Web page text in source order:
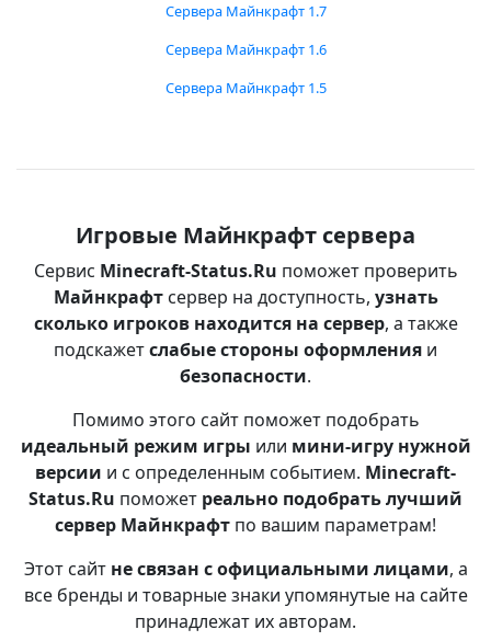
Сервера Майнкрафт 1.7
Сервера Майнкрафт 1.6
Сервера Майнкрафт 1.5
Игровые Майнкрафт сервера
Сервис Minecraft-Status.Ru поможет проверить
Майнкрафтсервер на доступность, узнать
сколько игроков находится на сервер, а также
подскажетслабые стороны оформления и
безопасности.
Помимо этого сайт поможет подобрать
идеальный режим игры или мини-игру нужной
версии и с определенным событием. Minecraft-
Status.Ru поможет реально подобрать лучший
сервер Майнкрафт по вашим параметрам!
Этот сайт не связан с официальными лицами, а
все бренды и товарные знаки упомянутые на сайте
принадлежат их авторам.